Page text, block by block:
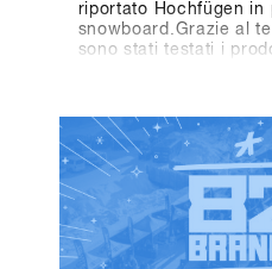
riportato Hochfügen in
snowboard.Grazie al
sono stati testati i
direttamente sulla
stata presente
giorni: tra una discesa
conversazioni in
rotonde e momenti
l'One-on-One con
fuori dalla montagna le